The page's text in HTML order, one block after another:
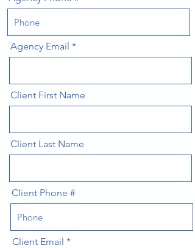
Agency Email
Client First Name
Client Last Name
Client Phone #
Client Email